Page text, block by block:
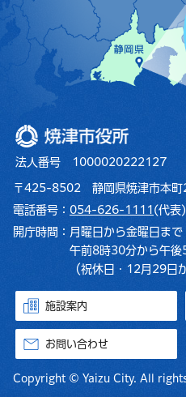
焼津市役所
法人番号 1000020222127
〒425-8502 静岡県焼津市本町
電話番号： 054-626-1111 (代表)
開庁時間： 月曜日から金曜日まで
午前8時30分から午後
（祝休日・12月29日
施設案内
お問い合わせ
Copyright © Yaizu City. All